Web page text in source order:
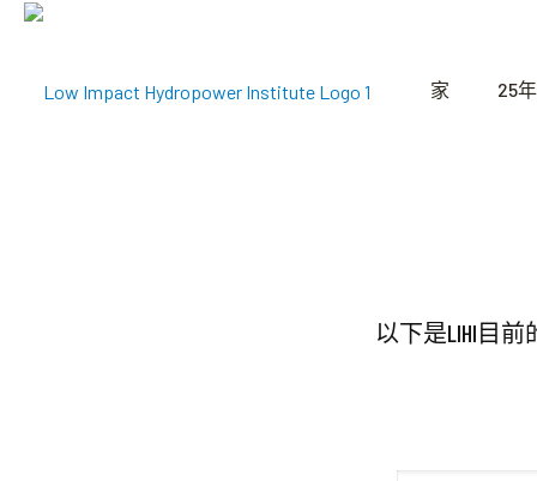
家 25年
以下是LIHI目前